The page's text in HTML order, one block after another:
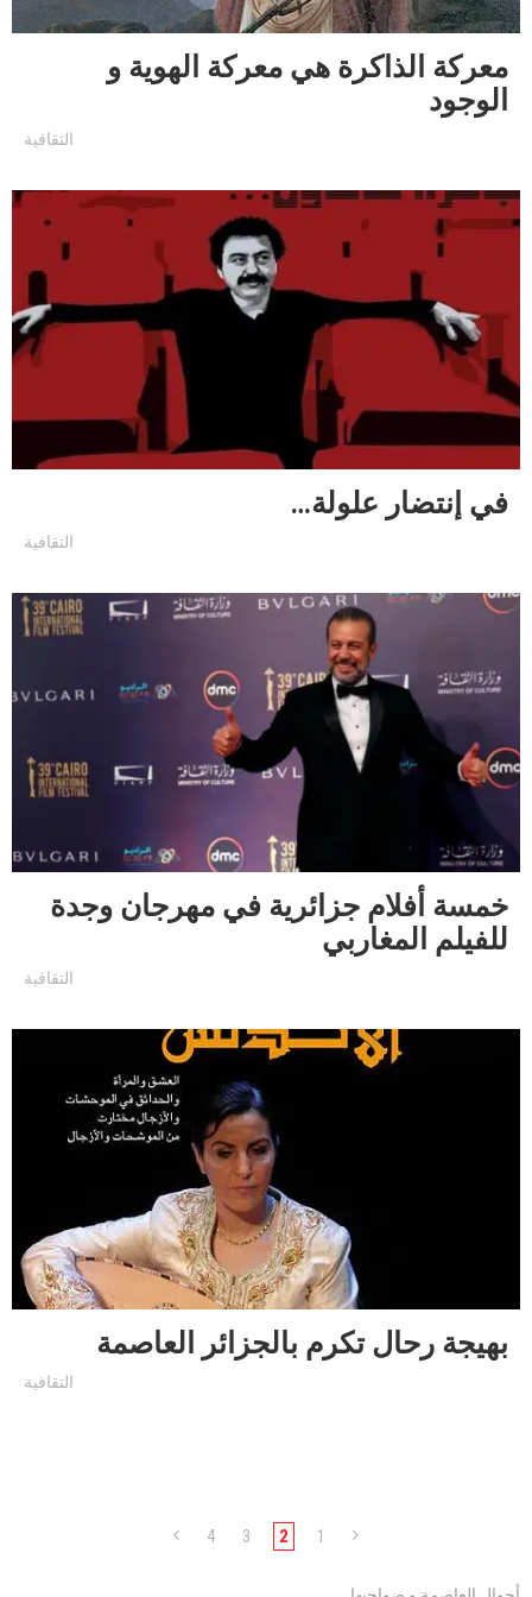
معركة الذاكرة هي معركة الهوية و
الوجود
التقافية
في إنتضار علولة…
التقافية
خمسة أفلام جزائرية في مهرجان وجدة
للفيلم المغاربي
التقافية
بهيجة رحال تكرم بالجزائر العاصمة
التقافية
1
2
3
4